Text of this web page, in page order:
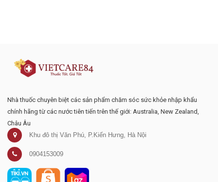
Nhà thuốc chuyên biệt các sản phẩm chăm sóc sức khỏe nhập khẩu
chính hãng từ các nước tiên tiến trên thế giới: Australia, New Zealand,
Châu Âu
Khu đô thị Văn Phú, P.Kiến Hưng, Hà Nội
0904153009